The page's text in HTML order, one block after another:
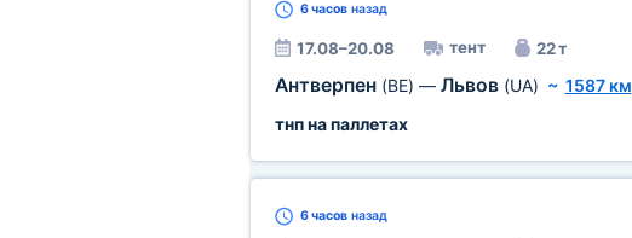
6 часовназад
17.08–20.08 тент 22 т
Антверпен (BE) — Львов (UA) ~ 1587 км
тнп на паллетах
6 часовназад